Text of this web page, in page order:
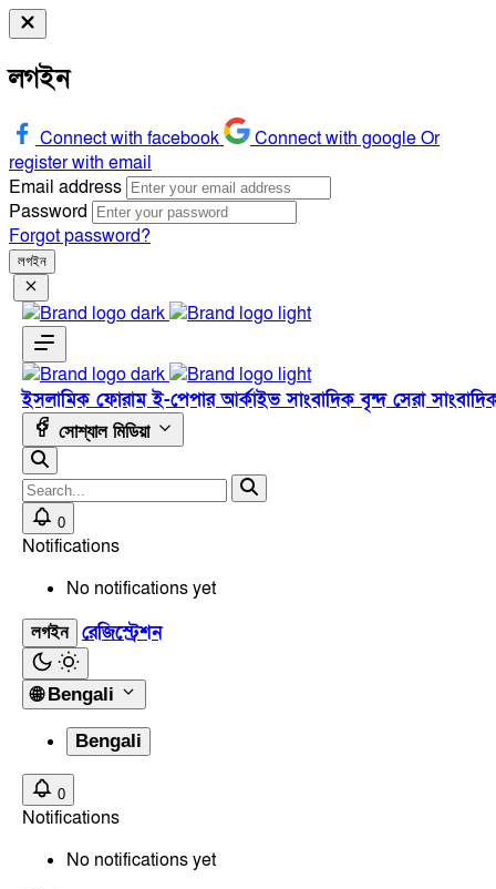
লগইন
Connect with facebook Connect with googleOr
register with email
Email address
Password
Forgot password?
লগইন
ইসলামিক ফোরামই-পেপারআর্কাইভসাংবাদিক বৃন্দসেরা
সোশ্যাল মিডিয়া
0
Notifications
No notifications yet
লগইন রেজিস্ট্রেশন
🌐 Bengali
Bengali
0
Notifications
No notifications yet